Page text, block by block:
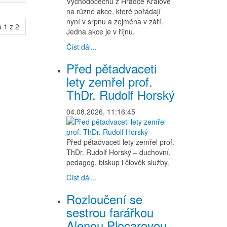
1 z 2
na různé akce, které pořádají
nyní v srpnu a zejména v září.
Jedna akce je v říjnu.
Číst dál...
Před pětadvaceti
lety zemřel prof.
ThDr. Rudolf Horský
04.08.2026, 11:16:45
Před pětadvaceti lety zemřel prof.
ThDr. Rudolf Horský – duchovní,
pedagog, biskup i člověk služby.
Číst dál...
Rozloučení se
sestrou farářkou